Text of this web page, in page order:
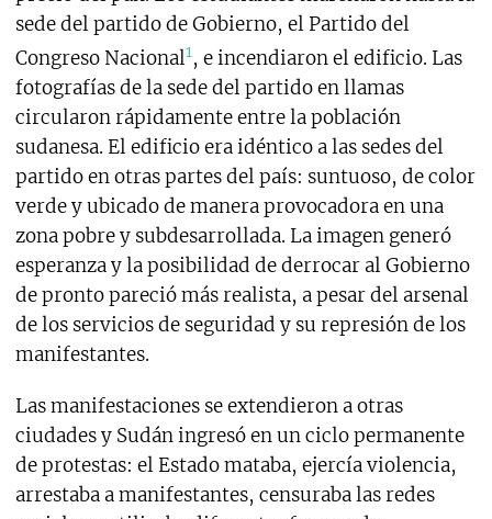
sede del partido de Gobierno, el Partido del
Congreso Nacional1, e incendiaron el edificio. Las
fotografías de la sede del partido en llamas
circularon rápidamente entre la población
sudanesa. El edificio era idéntico a las sedes del
partido en otras partes del país: suntuoso, de color
verde y ubicado de manera provocadora en una
zona pobre y subdesarrollada. La imagen generó
esperanza y la posibilidad de derrocar al Gobierno
de pronto pareció más realista, a pesar del arsenal
de los servicios de seguridad y su represión de los
manifestantes.
Las manifestaciones se extendieron a otras
ciudades y Sudán ingresó en un ciclo permanente
de protestas: el Estado mataba, ejercía violencia,
arrestaba a manifestantes, censuraba las redes